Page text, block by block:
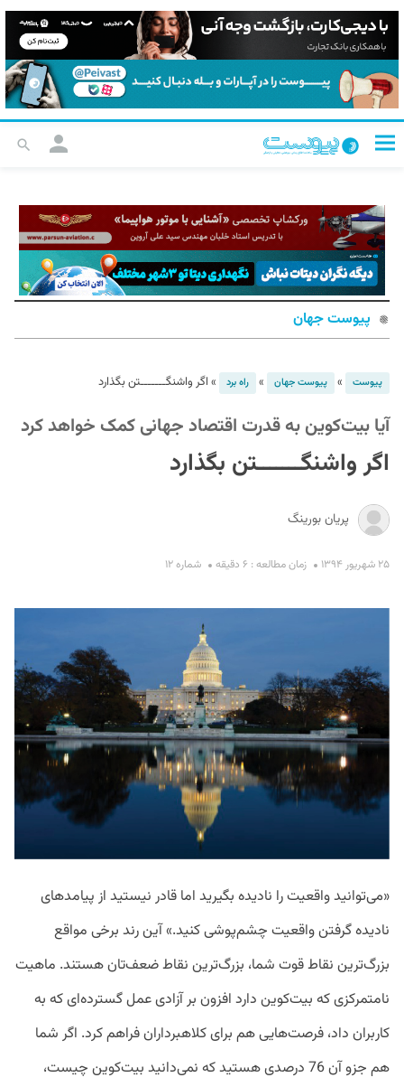
پیوست جهان
پیوست » پیوست جهان » راه برد » اگر واشنگـــــــتن بگذارد
آیا بیت‌کوین به قدرت اقتصاد جهانی کمک خواهد کرد
اگر واشنگـــــــتن بگذارد
پریان بورینگ
۲۵ شهریور ۱۳۹۴ زمان مطالعه : ۶ دقیقه شماره ۱۲
«می‌توانید واقعیت را نادیده بگیرید اما قادر نیستید از پیامدهای
نادیده گرفتن واقعیت چشم‌پوشی کنید.» آین رند برخی مواقع
بزرگ‌ترین نقاط قوت شما، بزرگ‌ترین نقاط ضعف‌تان هستند. ماهیت
نامتمرکزی که بیت‌کوین دارد افزون بر آزادی عمل گسترده‌ای که به
کاربران داد، فرصت‌هایی هم برای کلاهبرداران فراهم کرد. اگر شما
هم جزو آن 76 درصدی هستید که نمی‌دانید بیت‌کوین چیست،